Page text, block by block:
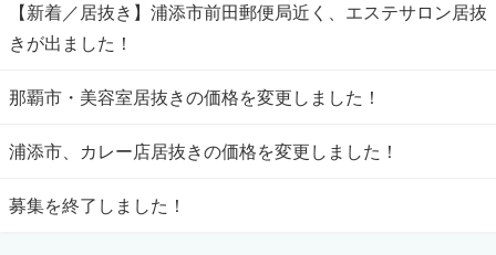
【新着／居抜き】浦添市前田郵便局近く、エステサロン居抜
きが出ました！
那覇市・美容室居抜きの価格を変更しました！
浦添市、カレー店居抜きの価格を変更しました！
募集を終了しました！